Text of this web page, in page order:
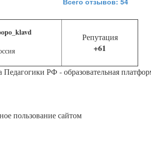
Репутация
+61
РФ - образовательная
пользование сайтом